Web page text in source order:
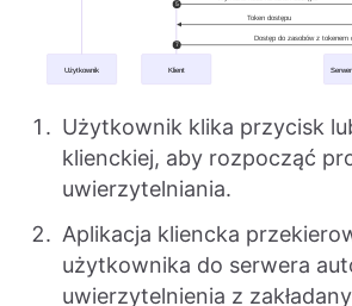
Użytkownik klika przycisk
klienckiej, aby rozpocząć
uwierzytelniania.
Aplikacja kliencka
użytkownika do serwera
uwierzytelnienia z